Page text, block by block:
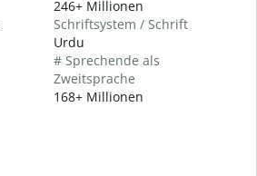
246+ Millionen
Schriftsystem / Schrift
Urdu
# Sprechende als
Zweitsprache
168+ Millionen